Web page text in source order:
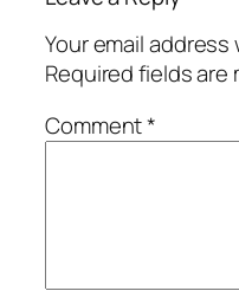
Your email
Required fields are
Comment*